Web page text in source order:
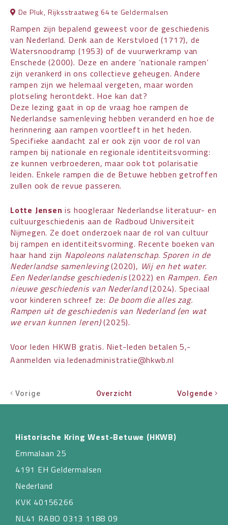
De Pluk, Rijksstraatweg 64 te Geldermalsen
Rampen zijn bepalend geweest voor de geschiedenis
van Nederland. Denk aan de Kerstvloed (1717), de
Watersnoodramp (1953) of de vuurwerkramp van
Enschede (2000). Deze en andere ‘nationale rampen’
zijn verankerd in ons collectieve geheugen. Andere
rampen zijn we helemaal vergeten, maar worden
plotseling herontdekt. Hoe kan dat?
Deze lezing gaat in op de vraag hoe rampen de
Nederlandse samenleving hebben veranderd en hoe de
herinnering aan rampen voortleeft in het heden.
Specifieke aandacht zal er ook zijn voor de rol van
rampen bij nationale en regionale identiteitsvorming:
ze kunnen verbroederen, maar ook tot polarisatie
leiden. Enkele rampen die de Betuwe hebben getroffen
zullen ook de revue passeren.
Lotte Jensen is hoogleraar Nederlandse literatuur- en
cultuurgeschiedenis aan de Radboud Universiteit
Nijmegen. Ze doet onderzoek naar de rol van cultuur
bij rampen en identiteitsvorming. Recente boeken van
haar hand zijn Napoleons nalatenschap. Sporen in de
Nederlandse samenleving(2020), Wij en het water.
Een Nederlandse geschiedenis(2022) en Rampen. Een
nieuwe geschiedenis van Nederland(2024). Speciaal
voor kinderen schreef ze: De boom die alles zag.
Rampen uit de geschiedenis van Nederland (en wat
we ervan kunnen leren)(2025).
Voor leden HKWB gratis. Niet-leden betalen 5,-
Aanmelden via ledenadministratie@hkwb.nl
Vorige Overzicht Volgende
Historische Kring West-Betuwe (HKWB)
Emmalaan 25
4191 EH Geldermalsen
Nederland
KVK 40156266
NL41 RABO 0313 1188 09